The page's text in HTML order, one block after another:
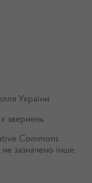
України
звернень
Commons
зазначено інше.